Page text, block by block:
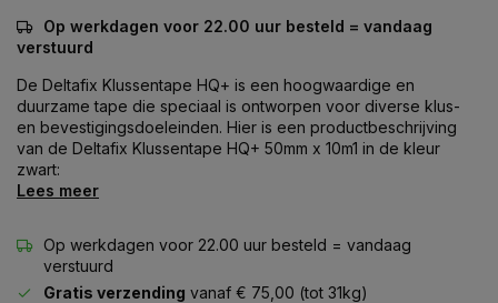
Op werkdagen voor 22.00 uur besteld = vandaag
verstuurd
De Deltafix Klussentape HQ+ is een hoogwaardige en
duurzame tape die speciaal is ontworpen voor diverse klus-
en bevestigingsdoeleinden. Hier is een productbeschrijving
van de Deltafix Klussentape HQ+ 50mm x 10m1 in de kleur
zwart:
Lees meer
Op werkdagen voor 22.00 uur besteld = vandaag
verstuurd
Gratis verzending vanaf € 75,00 (tot 31kg)